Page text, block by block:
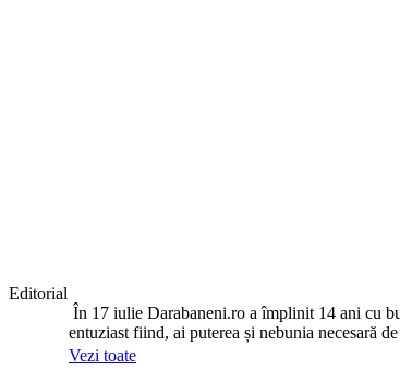
Editorial
În 17 iulie Darabaneni.ro a împlinit 14 ani cu
entuziast fiind, ai puterea și nebunia necesară
Vezi toate